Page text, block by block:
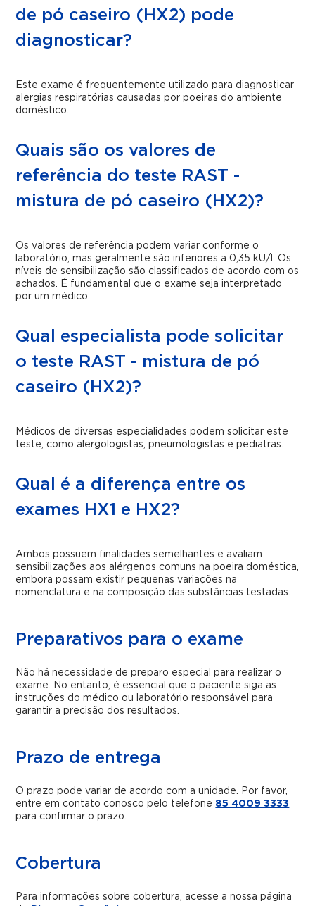
de pó caseiro (HX2) pode
diagnosticar?
Este exame é frequentemente utilizado para diagnosticar
alergias respiratórias causadas por poeiras do ambiente
doméstico.
Quais são os valores de
referência do teste RAST -
mistura de pó caseiro (HX2)?
Os valores de referência podem variar conforme o
laboratório, mas geralmente são inferiores a 0,35 kU/l. Os
níveis de sensibilização são classificados de acordo com os
achados. É fundamental que o exame seja interpretado
por um médico.
Qual especialista pode solicitar
o teste RAST - mistura de pó
caseiro (HX2)?
Médicos de diversas especialidades podem solicitar este
teste, como alergologistas, pneumologistas e pediatras.
Qual é a diferença entre os
exames HX1 e HX2​?
Ambos possuem finalidades semelhantes e avaliam
sensibilizações aos alérgenos comuns na poeira doméstica,
embora possam existir pequenas variações na
nomenclatura e na composição das substâncias testadas.
Preparativos para o exame
Não há necessidade de preparo especial para realizar o
exame. No entanto, é essencial que o paciente siga as
instruções do médico ou laboratório responsável para
garantir a precisão dos resultados.
Prazo de entrega
O prazo pode variar de acordo com a unidade. Por favor,
entre em contato conosco pelo telefone 85 4009 3333
para confirmar o prazo.
Cobertura
Para informações sobre cobertura, acesse a nossa página